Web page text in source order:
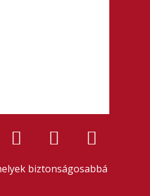
biztonságosabbá